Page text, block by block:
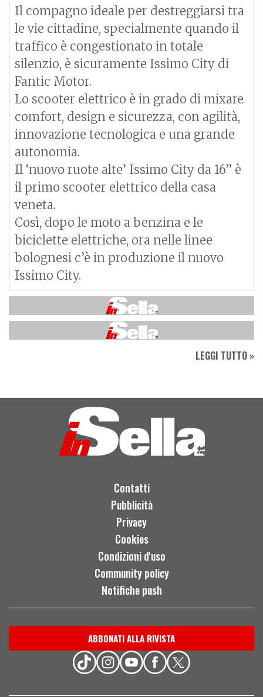
Il compagno ideale per destreggiarsi tra
le vie cittadine, specialmente quando il
traffico è congestionato in totale
silenzio, è sicuramente Issimo City di
Fantic Motor.
Lo scooter elettrico è in grado di mixare
comfort, design e sicurezza, con agilità,
innovazione tecnologica e una grande
autonomia.
Il ‘nuovo ruote alte’ Issimo City da 16” è
il primo scooter elettrico della casa
veneta.
Così, dopo le moto a benzina e le
biciclette elettriche, ora nelle linee
bolognesi c’è in produzione il nuovo
Issimo City.
LEGGI TUTTO »
Contatti
Pubblicità
Privacy
Cookies
Condizioni d'uso
Community policy
Notifiche push
ABBONATI ALLA RIVISTA